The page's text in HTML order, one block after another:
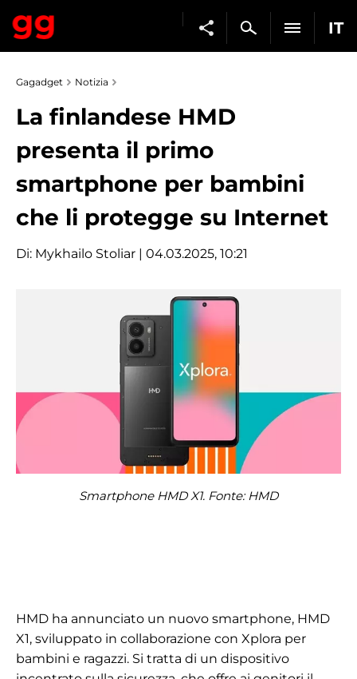
IT
Gagadget Notizia
La finlandese HMD
presenta il primo
smartphone per bambini
che li protegge su Internet
Di: Mykhailo Stoliar | 04.03.2025, 10:21
Smartphone HMD X1. Fonte: HMD
HMD ha annunciato un nuovo smartphone, HMD
X1, sviluppato in collaborazione con Xplora per
bambini e ragazzi. Si tratta di un dispositivo